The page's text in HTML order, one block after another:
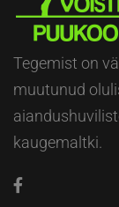
Tegemist on
muutunud
kaugemaltki.